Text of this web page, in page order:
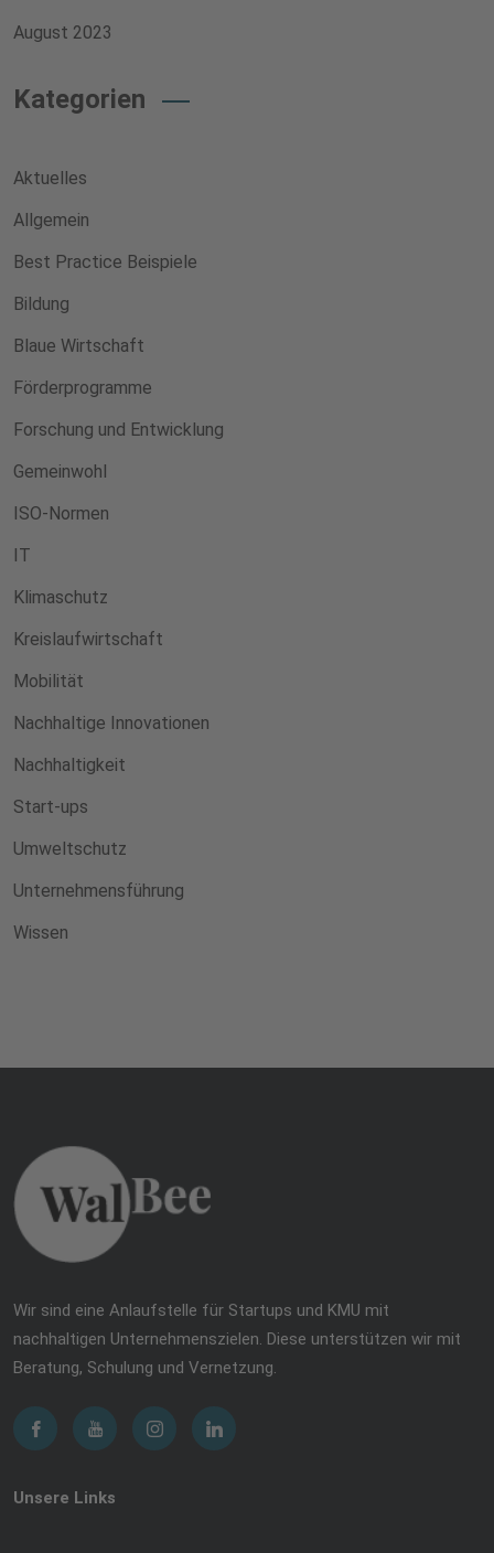
August 2023
Kategorien
Aktuelles
Allgemein
Best Practice Beispiele
Bildung
Blaue Wirtschaft
Förderprogramme
Forschung und Entwicklung
Gemeinwohl
ISO-Normen
IT
Klimaschutz
Kreislaufwirtschaft
Mobilität
Nachhaltige Innovationen
Nachhaltigkeit
Start-ups
Umweltschutz
Unternehmensführung
Wissen
Wir sind eine Anlaufstelle für Startups und KMU mit
nachhaltigen Unternehmenszielen. Diese unterstützen wir mit
Beratung, Schulung und Vernetzung.
Unsere Links